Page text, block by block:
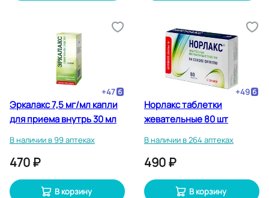
+47
Эркалакс 7,5 мг/мл капли
для приема внутрь 30 мл
В наличии в 99 аптеках
470 ₽
В корзину
+49
Норлакс таблетки
жевательные 80 шт
В наличии в 264 аптеках
490 ₽
В корзину